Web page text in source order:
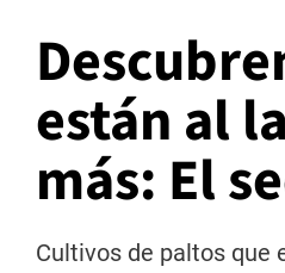
están al
más: El
Cultivos de paltos que